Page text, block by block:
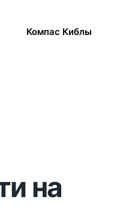
Компас Киблы
на